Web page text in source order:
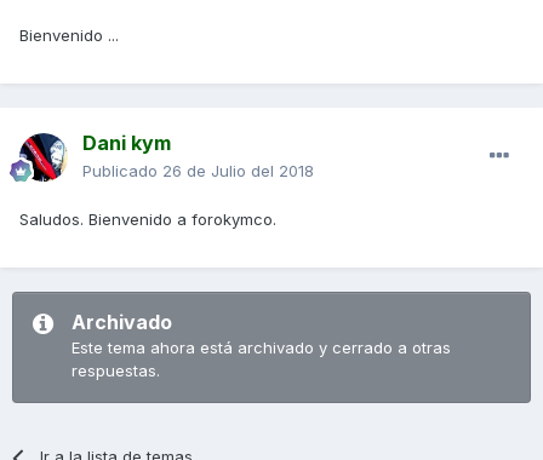
Bienvenido ...
Dani kym
Publicado 26 de Julio del 2018
Saludos. Bienvenido a forokymco.
Archivado
Este tema ahora está archivado y cerrado a otras
respuestas.